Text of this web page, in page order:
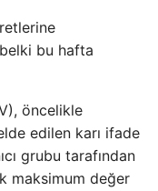
bu hafta
öncelikle
edilen karı ifade
grubu tarafından
maksimum değer